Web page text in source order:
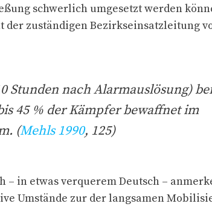
schwerlich umgesetzt werden
der zuständigen Bezirkseinsatzleitung
Stunden nach Alarmauslösung)
45 % der Kämpfer bewaffnet im
(Mehls 1990, 125)
– in etwas verquerem Deutsch –
Umstände zur der langsamen